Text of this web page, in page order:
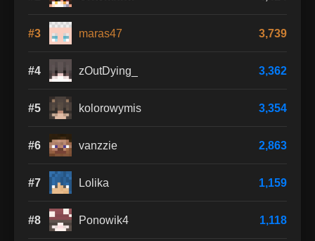
#3 maras47 3,739
#4 zOutDying_ 3,362
#5 kolorowymis 3,354
#6 vanzzie 2,863
#7 Lolika 1,159
#8 Ponowik4 1,118